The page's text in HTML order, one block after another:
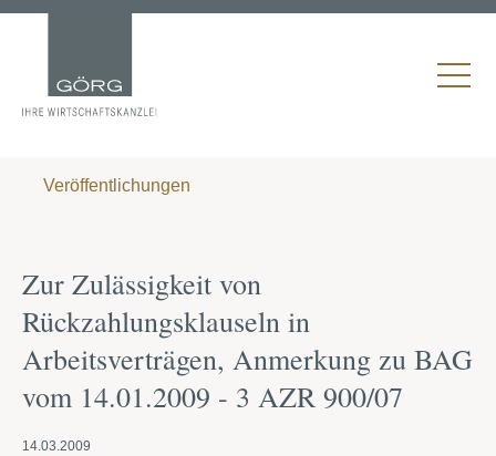
Veröffentlichungen
Zur Zulässigkeit von
Rückzahlungsklauseln in
Arbeitsverträgen, Anmerkung zu BAG
vom 14.01.2009 - 3 AZR 900/07
14.03.2009